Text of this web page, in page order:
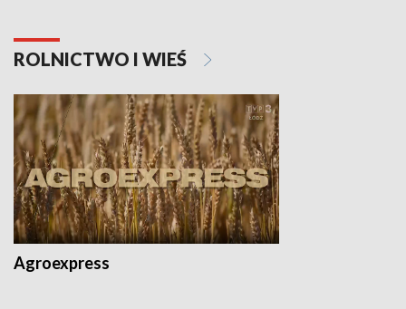
ROLNICTWO I WIEŚ
Agroexpress